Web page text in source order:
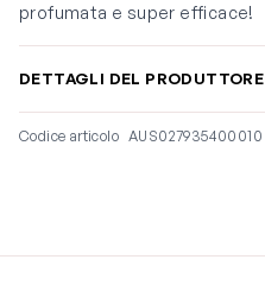
profumata e super efficace!
DETTAGLI DEL PRODUTTORE
Codice articolo AUS027935400010